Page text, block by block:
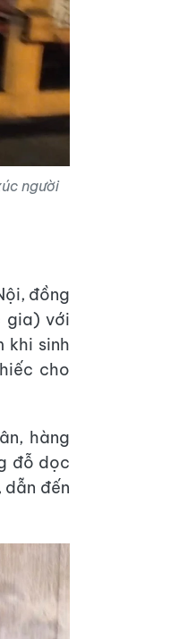
người
đồng
gia) với
khi sinh
cho
hàng
đỗ dọc
đến